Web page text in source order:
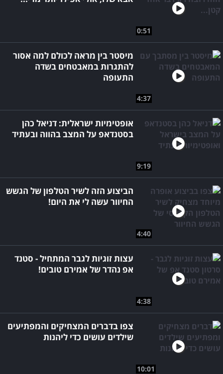
0:51
4:37
מיסטר בין מראה לכולם למה אסור
להתגרות במאבטחים בשדה
התעופה
9:19
אופטימיות ישראלית: דניאל כהן
בסטנדאפ על המצב בהווה ובעתיד
4:40
הביצוע הזה לשיר הטלפון של הגשש
החיוור עשה לי את היום!
4:38
עצות זוגיות לגבר המתחיל - סטנד
אפ נהדר של אמירם טובים!
10:01
צפו בדברים המצחיקים והמפתיעים
שילדים עושים כדי ליהנות